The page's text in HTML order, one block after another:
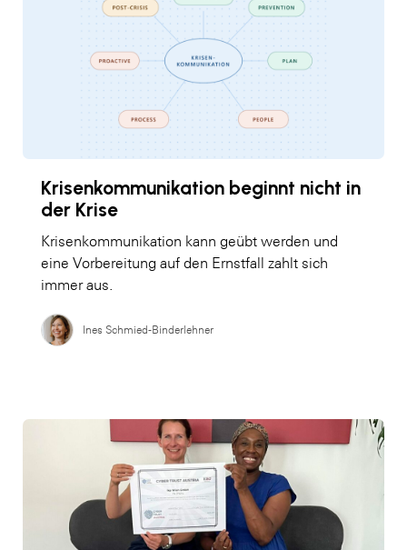
Krisenkommunikation beginnt nicht in
der Krise
Krisenkommunikation kann geübt werden und
eine Vorbereitung auf den Ernstfall zahlt sich
immer aus.
Ines Schmied-Binderlehner